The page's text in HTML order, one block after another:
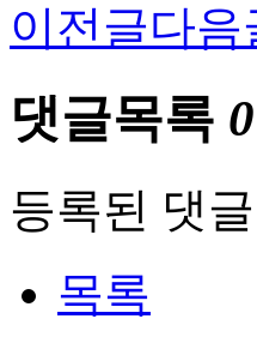
이전글다음
댓글목록 0
등록된 댓
목록